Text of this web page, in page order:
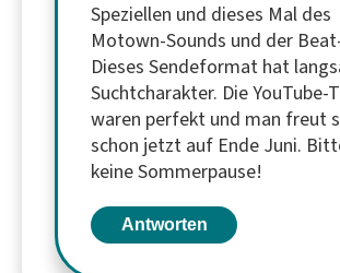
Speziellen und dieses Mal des
Motown-Sounds und der
Dieses Sendeformat hat
Suchtcharakter. Die YouTube-
waren perfekt und man freut
schon jetzt auf Ende Juni.
keine Sommerpause!
Antworten